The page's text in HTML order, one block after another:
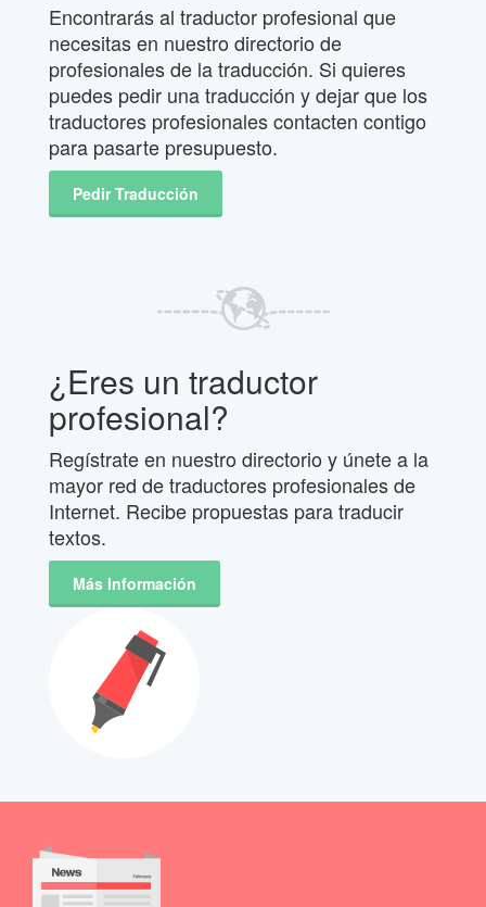
Encontrarás al traductor profesional que
necesitas en nuestro directorio de
profesionales de la traducción. Si quieres
puedes pedir una traducción y dejar que los
traductores profesionales contacten contigo
para pasarte presupuesto.
Pedir Traducción
¿Eres un traductor
profesional?
Regístrate en nuestro directorio y únete a la
mayor red de traductores profesionales de
Internet. Recibe propuestas para traducir
textos.
Más Información